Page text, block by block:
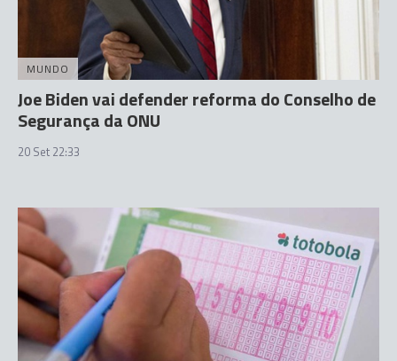
MUNDO
Joe Biden vai defender reforma do Conselho de
Segurança da ONU
20 Set 22:33